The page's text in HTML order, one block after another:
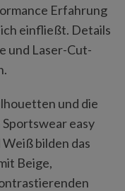
Erfahrung
einfließt. Details
und Laser-Cut-
und die
easy
bilden das
Beige,